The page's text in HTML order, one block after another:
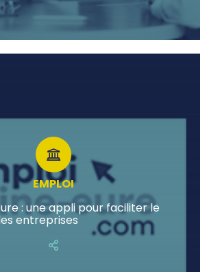
EMPLOI
: une appli pour faciliter le
entreprises